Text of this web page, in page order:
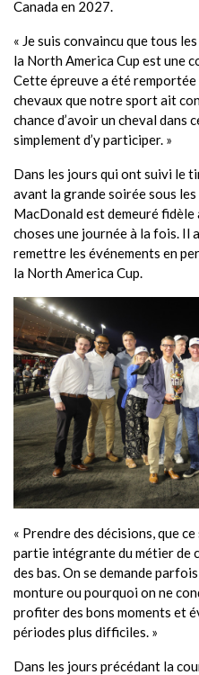
Canada en 2027.
« Je suis convaincu que tous
la North America Cup est une
Cette épreuve a été
chevaux que notre sport ait
chance d’avoir un cheval dans
simplement d’y participer. »
Dans les jours qui ont suivi le
avant la grande soirée sous
MacDonald est demeuré fidèle
choses une journée à la fois. Il
remettre les événements en
la North America Cup.
« Prendre des décisions, que
partie intégrante du métier de
des bas. On se demande
monture ou pourquoi on ne
profiter des bons moments et
périodes plus difficiles. »
Dans les jours précédant la